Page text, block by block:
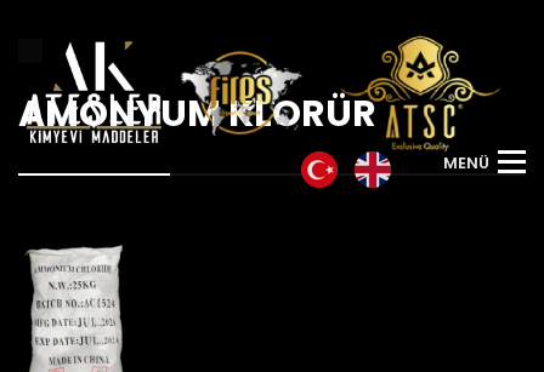
MENÜ
AMONYUM KLORÜR